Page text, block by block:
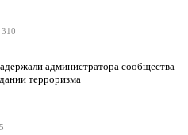
310
администратора сообщества
терроризма